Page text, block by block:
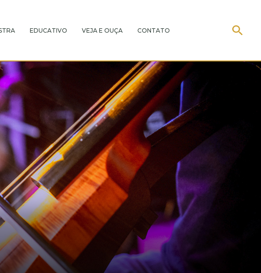
EDUCATIVO VEJA E OUÇA CONTATO